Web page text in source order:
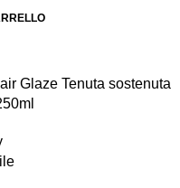
Glaze Tenuta sostenuta